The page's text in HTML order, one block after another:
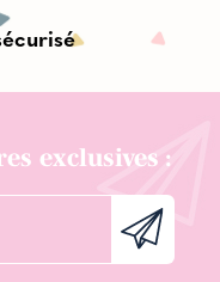
exclusives :